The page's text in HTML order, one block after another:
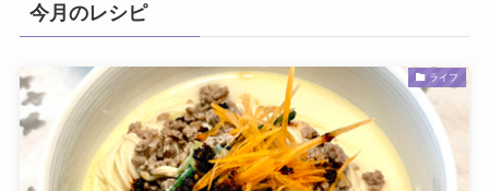
今月のレシピ
ライフ